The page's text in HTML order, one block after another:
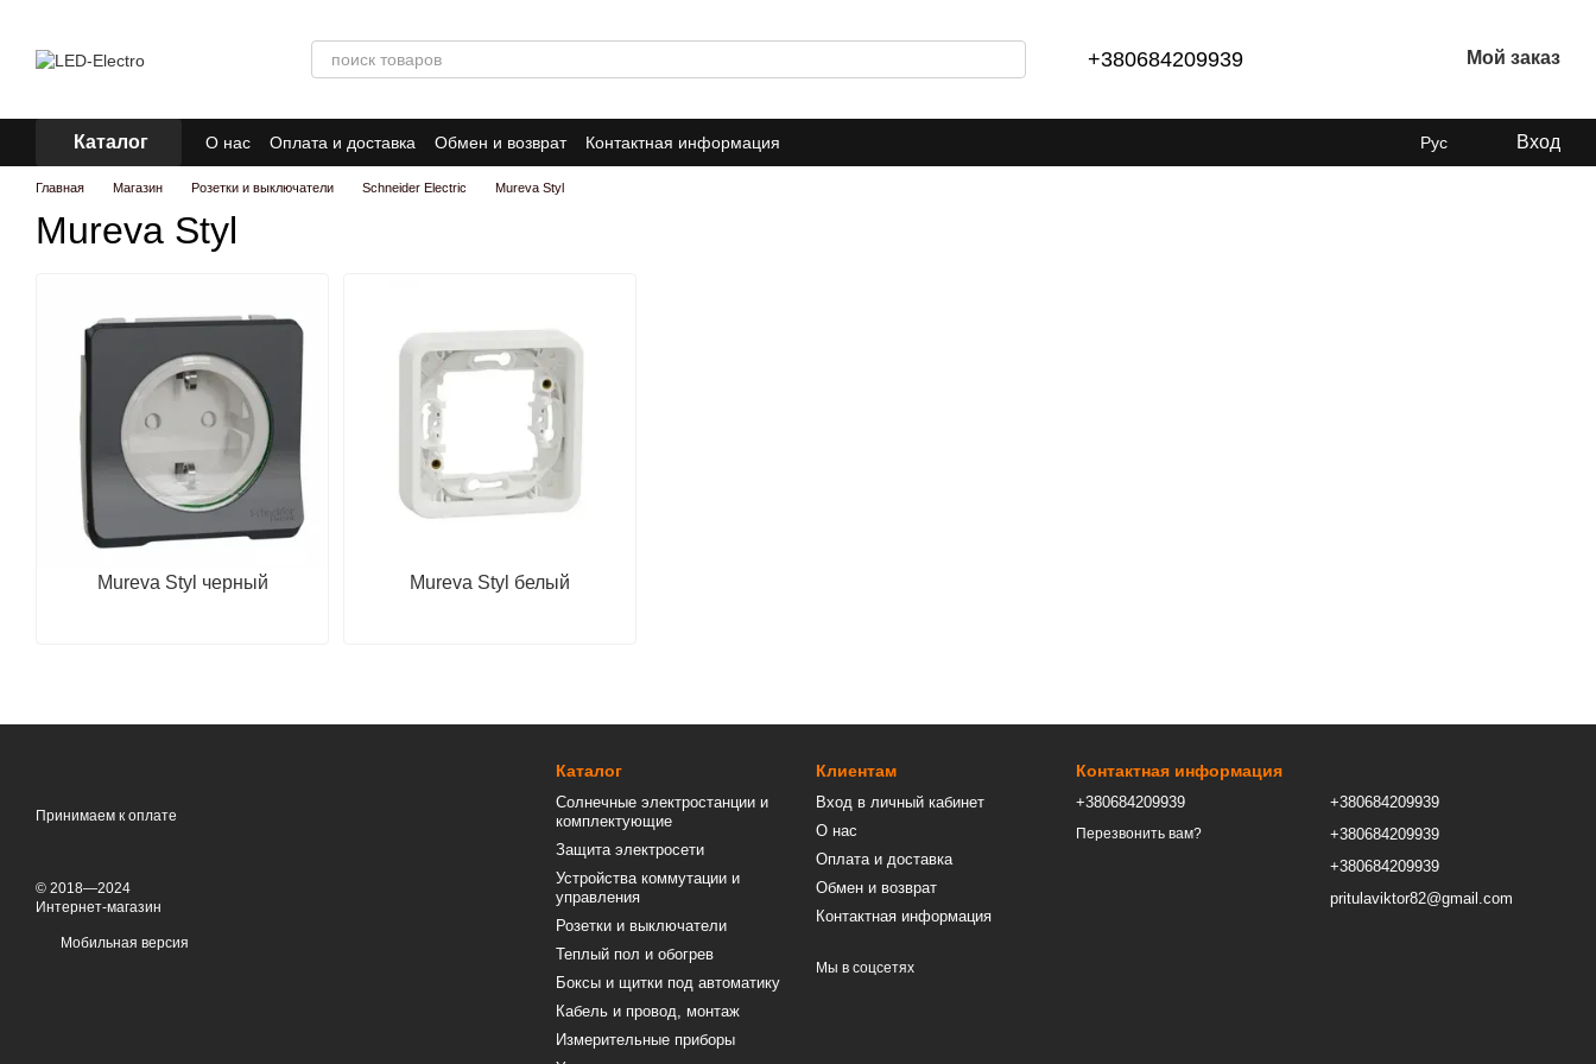
+380684209939 Мой заказ
Каталог О нас Оплата и доставка Обмен и возврат Контактная информация Рус Вход
Главная Магазин Розетки и выключатели Schneider Electric Mureva Styl
Mureva Styl
Mureva Styl черный Mureva Styl белый
Принимаем к оплате
© 2018—2024
Интернет-магазин
Мобильная версия
Каталог
Солнечные электростанции и
комплектующие
Защита электросети
Устройства коммутации и
управления
Розетки и выключатели
Теплый пол и обогрев
Боксы и щитки под автоматику
Кабель и провод, монтаж
Измерительные приборы
Клиентам
Вход в личный кабинет
О нас
Оплата и доставка
Обмен и возврат
Контактная информация
Мы в соцсетях
Контактная информация
+380684209939
Перезвонить вам?
+380684209939
+380684209939
+380684209939
pritulaviktor82@gmail.com